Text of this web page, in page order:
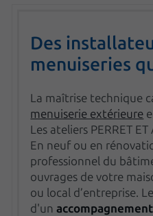
Des
menuiseries
La maîtrise technique
menuiserie extérieure
Les ateliers PERRET ET
En neuf ou en
professionnel du
ouvrages de votre
ou local d’entreprise.
d'un